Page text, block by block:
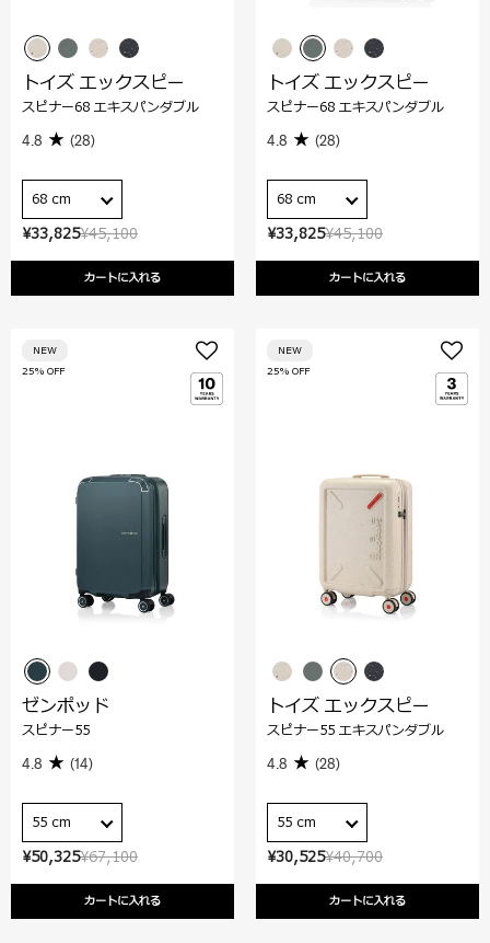
¥45,100
¥33,825
カートに入れる
トイズ エックスピー
スピナー68 エキスパンダブル
4.8 (28)
68 cm
¥45,100
¥33,825
カートに入れる
トイズ エックスピー
スピナー68 エキスパンダブル
4.8 (28)
68 cm
¥67,100
¥50,325
カートに入れる
25% OFF
NEW
ゼンポッド
スピナー55
4.8 (14)
55 cm
¥40,700
¥30,525
カートに入れる
25% OFF
NEW
トイズ エックスピー
スピナー55 エキスパンダブル
4.8 (28)
55 cm